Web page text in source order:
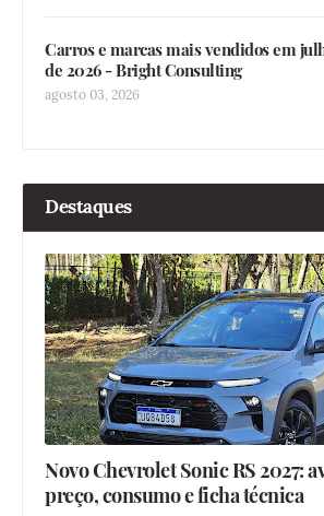
Carros e marcas mais vendidos em
de 2026 - Bright Consulting
agosto 03, 2026
Destaques
Novo Chevrolet Sonic RS 2027:
preço, consumo e ficha técnica